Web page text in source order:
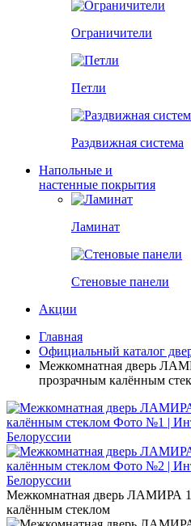
Ограничители
Петли
Раздвижная система
Напольные и
настенные покрытия
Ламинат
Стеновые панели
Акции
Главная
Официальный каталог
Межкомнатная дверь
прозрачным калённым
Межкомнатная дверь ЛАМИРА 1
калённым стеклом